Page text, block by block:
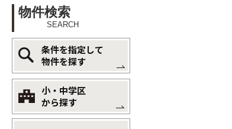
物件検索
SEARCH
条件を指定して
物件を探す
小・中学区
から探す